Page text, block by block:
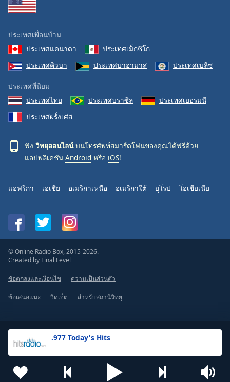
.977 Today's Hits
ประเทศเพื่อนบ้าน
ประเทศแคนาดา
ประเทศเม็กซิโก
ประเทศคิวบา
ประเทศบาฮามาส ประเทศเบลีซ
ประเทศที่นิยม
ประเทศไทย
ประเทศบราซิล
ประเทศเยอรมนี
ประเทศฝรั่งเศส
ฟัง วิทยุออนไลน์บนโทรศัพท์สมาร์ตโฟนของคุณได้ฟรีด้วย
แอปพลิเคชัน Android หรือ iOS!
แอฟริกา เอเชีย อเมริกาเหนือ อเมริกาใต้ ยุโรป โอเชียเนีย
© Online Radio Box, 2015-2026.
Created by Final Level
ข้อตกลงและเงื่อนไข ความเป็นส่วนตัว
ข้อเสนอแนะ วิดเจ็ต สำหรับสถานีวิทยุ